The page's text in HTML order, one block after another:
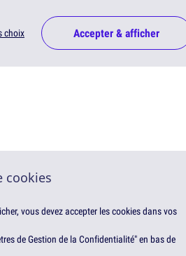
choix Accepter & afficher
cookies
vous devez accepter les cookies dans vos
de Gestion de la Confidentialité" en bas de